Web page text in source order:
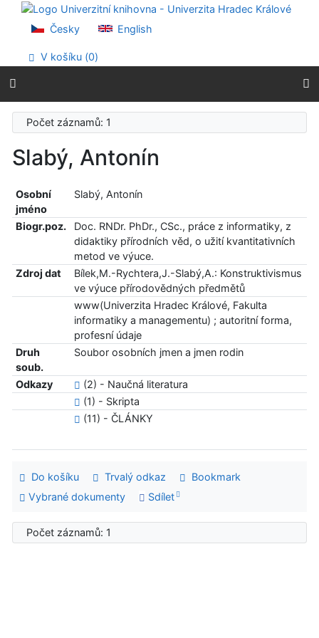
Přejít na obsah
Přejít na menu
Prohlášení o webové přístupnosti
Česky English
V košíku (0)
Počet záznamů: 1
Slabý, Antonín
Osobní
jméno
Slabý, Antonín
Biogr.poz.
Doc. RNDr. PhDr., CSc., práce z informatiky, z
didaktiky přírodních věd, o užití kvantitativních
metod ve výuce.
Zdroj dat
Bílek,M.-Rychtera,J.-Slabý,A.: Konstruktivismus
ve výuce přírodovědných předmětů
www(Univerzita Hradec Králové, Fakulta
informatiky a managementu) ; autoritní forma,
profesní údaje
Druh
soub.
Soubor osobních jmen a jmen rodin
Odkazy
(2) - Naučná literatura
(1) - Skripta
(11) - ČLÁNKY
Do košíku Trvalý odkaz
Bookmark
Vybrané dokumenty
Sdílet
Počet záznamů: 1